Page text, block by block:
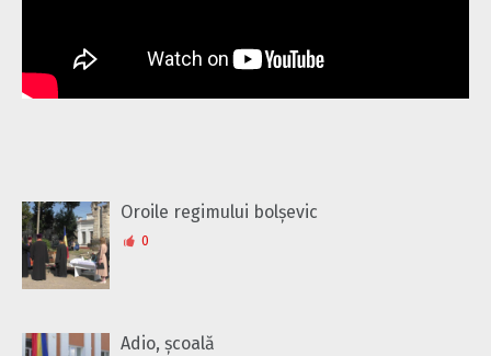
Oroile regimului bolșevic
0
Adio, școală